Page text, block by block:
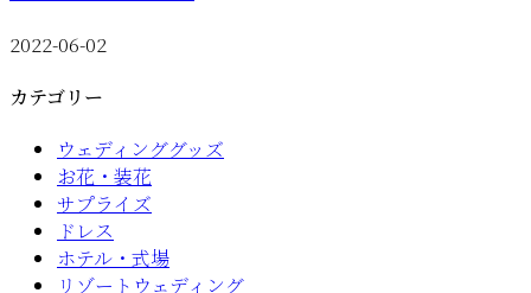
2022-06-02
カテゴリー
ウェディンググッズ
お花・装花
サプライズ
ドレス
ホテル・式場
リゾートウェディング